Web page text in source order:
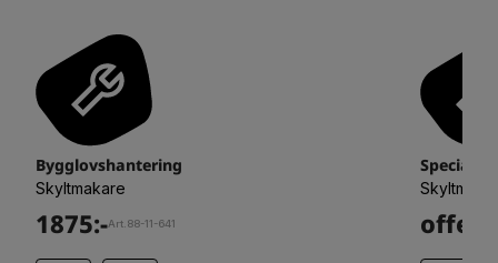
Bygglovshantering
Skyltmakare
1875:-Art.88-11-641 offert